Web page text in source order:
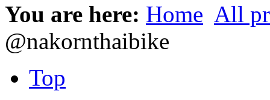
You are here: Home All
@nakornthaibike
Top